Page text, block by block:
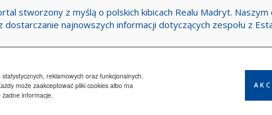
reklamowych oraz funkcjonalnych.
może zaakceptować pliki cookies albo ma
informacje.
stworzony z myślą o polskich kibicach Realu Madryt.
dostarczanie najnowszych informacji dotyczących zespołu z